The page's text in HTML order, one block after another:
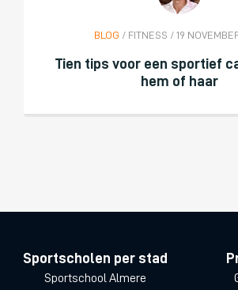
BLOG / FITNESS / 19
Tien tips voor een sportief
hem of haar
Sportscholen per stad
Sportschool Almere